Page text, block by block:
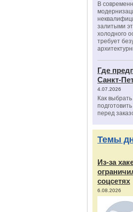
В
залитыми
холодного
требует
Где
Санкт-
4.07.2026
Как
перед
Темы
Из‑за
соцсетях
6.08.2026